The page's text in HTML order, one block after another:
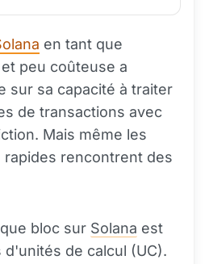
en tant que
peu coûteuse a
sur sa capacité à traiter
de transactions avec
Mais même les
rencontrent des
bloc sur Solana est
d'unités de calcul (UC).